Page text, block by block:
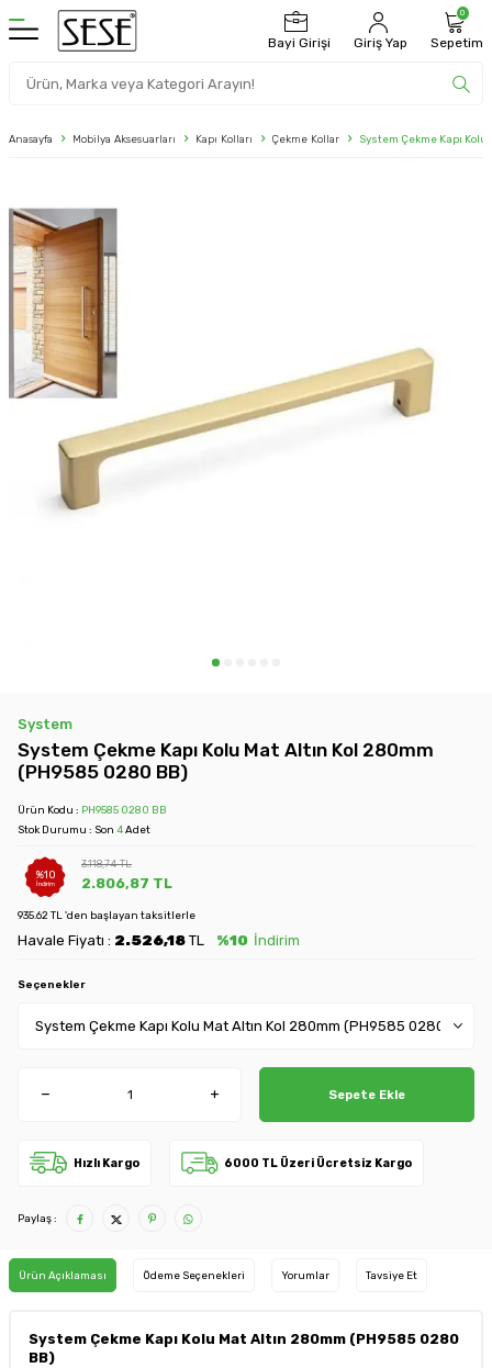
Bayi Girişi Giriş Yap
0
Sepetim
Anasayfa Mobilya Aksesuarları Kapı Kolları Çekme Kollar System Çekme Kapı
System
System Çekme Kapı Kolu Mat Altın Kol 280mm
(PH9585 0280 BB)
Ürün Kodu : PH9585 0280 BB
Stok Durumu : Son 4Adet
%10
İndirim
3.118,74TL
2.806,87 TL
935.62 TL 'den başlayan taksitlerle
Havale Fiyatı : 2.526,18 TL %10 İndirim
Seçenekler
Sepete Ekle
Hızlı Kargo 6000 TL Üzeri Ücretsiz Kargo
Paylaş :
Ürün Açıklaması Ödeme Seçenekleri Yorumlar Tavsiye Et
System Çekme Kapı Kolu Mat Altın 280mm (PH9585 0280
BB)